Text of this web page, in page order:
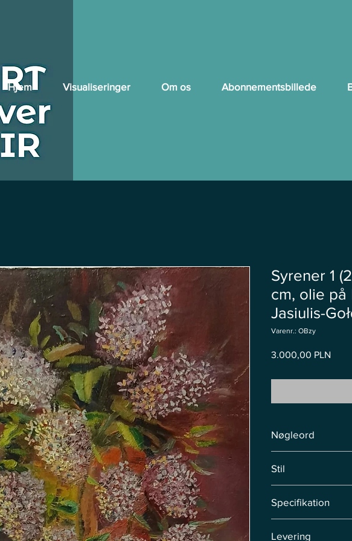
Hjem Visualiseringer Om os Abonnementsbillede
Syrener 1
cm, olie
Jasiulis-
Varenr.: OBzy
3.000,00 PLN
Nøgleord
Stil
Specifikation
Levering